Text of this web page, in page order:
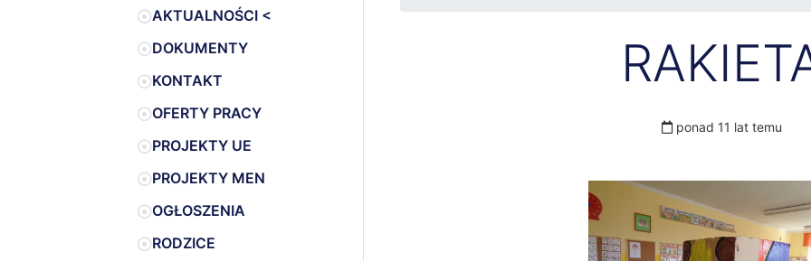
AKTUALNOŚCI <
DOKUMENTY
KONTAKT
OFERTY PRACY
PROJEKTY UE
PROJEKTY MEN
OGŁOSZENIA
RODZICE
ponad 11 lat temu